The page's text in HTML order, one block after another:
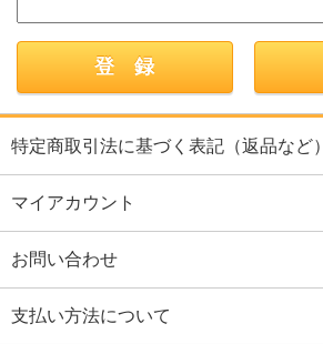
特定商取引法に基づく表記（返品など）
マイアカウント
お問い合わせ
支払い方法について